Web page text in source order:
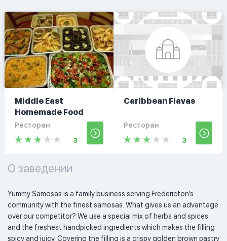
Middle East
Homemade Food
Ресторан
3
Caribbean Flavas
Ресторан
3
О заведении
Yummy Samosas is a family business serving Fredericton’s
community with the finest samosas. What gives us an advantage
over our competitor? We use a special mix of herbs and spices
and the freshest handpicked ingredients which makes the filling
spicy and juicy. Covering the filling is a crispy golden brown pastry